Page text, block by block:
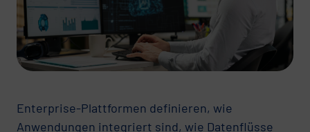
Enterprise-Plattformen definieren, wie
Anwendungen integriert sind, wie Datenflüsse